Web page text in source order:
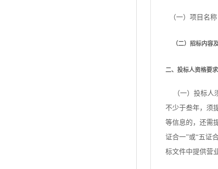
（一）项目名
（二） 招标内容
二、投标人资格要求
（一）投标
不少于叁年，须
等信息的，还需
证合一”或“五证
标文件中提供营